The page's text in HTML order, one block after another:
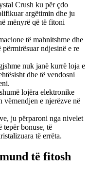
Crush ku për çdo
argëtimin dhe ju
mënyrë që të fitoni
të mahnitshme dhe
ndjesinë e re
nuk janë kurrë loja e
dhe të vendosni
lojëra elektronike
vëmendjen e njerëzve në
ju përparoni nga nivelet
tepër bonuse, të
të errëta.
të fitosh